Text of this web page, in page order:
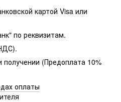
картой Visa или
по реквизитам.
(Предоплата 10%
оплаты